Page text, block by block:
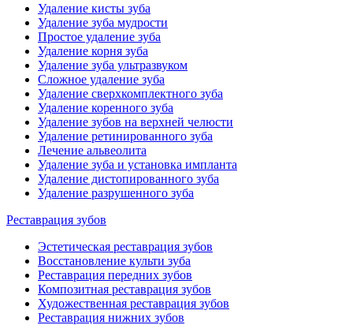
Удаление кисты зуба
Удаление зуба мудрости
Простое удаление зуба
Удаление корня зуба
Удаление зуба ультразвуком
Сложное удаление зуба
Удаление сверхкомплектного зуба
Удаление коренного зуба
Удаление зубов на верхней челюсти
Удаление ретинированного зуба
Лечение альвеолита
Удаление зуба и установка импланта
Удаление дистопированного зуба
Удаление разрушенного зуба
Реставрация зубов
Эстетическая реставрация зубов
Восстановление культи зуба
Реставрация передних зубов
Композитная реставрация зубов
Художественная реставрация зубов
Реставрация нижних зубов